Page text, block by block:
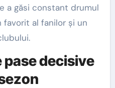
a găsi constant drumul
al fanilor și un
pase decisive